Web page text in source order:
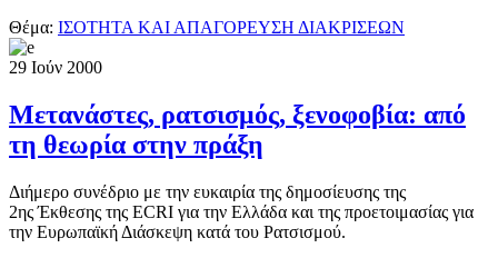
Θέμα: ΙΣΟΤΗΤΑ ΚΑΙ ΑΠΑΓΟΡΕΥΣΗ ΔΙΑΚΡΙΣΕΩΝ
29 Ιούν 2000
Μετανάστες, ρατσισμός, ξενοφοβία: από
τη θεωρία στην πράξη
Διήμερο συνέδριο με την ευκαιρία της δημοσίευσης της
2ης Έκθεσης της ECRI για την Ελλάδα και της προετοιμασίας για
την Ευρωπαϊκή Διάσκεψη κατά του Ρατσισμού.